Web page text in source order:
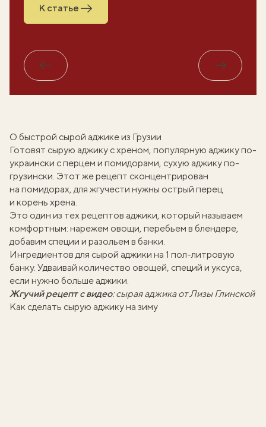
К статье
Обратно Вперед
О быстрой сырой аджике из Грузии
Готовят сырую аджику с хреном, популярную аджику по-
украински с перцем и помидорами, сухую аджикупо-
грузински. Этот же рецепт сконцентрирован
на помидорах, для жгучести нужны острый перец
и корень хрена.
Это один из техрецептов аджики, который называем
комфортным: нарежем овощи, перебьем в блендере,
добавим специи и разольем в банки.
Ингредиентов для сырой аджики на 1 пол-литровую
банку. Удваивай количество овощей, специй и уксуса,
если нужно больше аджики.
Жгучий рецепт с видео:сырая аджика от Лизы Глинской
Как сделать сырую аджику на зиму